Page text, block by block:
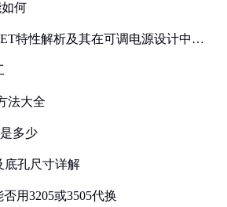
何
特性解析及其在可调电源设计中的
法大全
多少
底孔尺寸详解
用3205或3505代换